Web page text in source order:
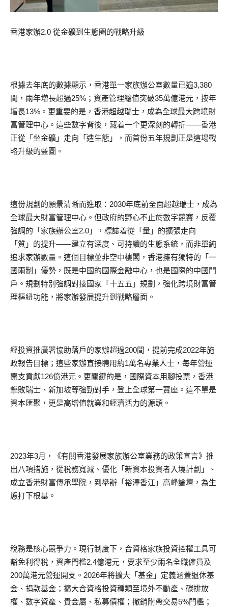
香港家辦2.0 從金礦到生態圈的戰略升級
根據去年底的數據顯示，香港單一家族辦公室數量已逾3,380
間，兩年增長超過25%；資產管理總值突破35萬億港元，按年
增長13%。更重要的是，香港超越瑞士，成為全球最大跨境財
富管理中心。這些數字背後，藏着一个更深刻的轉折——香港
正從「坐金礦」走向「造生態」，而首份五年規劃正是這場戰
略升級的藍圖。
這份規劃的願景清晰而進取：2030年底前全面超越瑞士，成為
全球最大財富管理中心。但政府的野心不止於數字競賽，反覆
強調的「家族辦公室2.0」，標誌着從「量」的擴張走向
「質」的提升——建立有深度、可持續的生態系統，而非單純
追求家辦數量。這個目標並非空中樓閣，香港擁有獨特的「一
國兩制」優勢，既是中國的國際金融中心，也是國際的中國門
戶。規劃特別強調對接國家「十五五」規劃，強化跨境財富管
理樞紐功能，將家辦發展提升到戰略層面。
經投資推廣署協助落戶的家辦超過200間，提前完成2022年施
政報告目標；這些家辦直接聘用約1萬名專業人士，每年營運
開支貢獻126億港元。更關鍵的是，國際資本用腳投票，香港
擊敗瑞士、新加坡等強勁對手，登上全球第一寶座。這不單是
資本匯聚，更是高增值就業和經濟活力的源頭。
2023年3月，《有關香港發展家族辦公室業務的政策宣言》推
出八項措施，從稅務寬減、優化「新資本投資者入境計劃」、
成立香港財富傳承學院，到舉辦「裕澤香江」高峰論壇，為生
態打下根基。
稅務是核心競爭力。現行制度下，合資格家族投資控權工具可
豁免利得稅，資產門檻2.4億港元，要求至少兩名全職僱員及
200萬港元營運開支。2026年將擴大「基金」定義涵蓋退休基
金、捐款基金；擴大合資格投資種類至境外不動產、碳排放
權、數字資產、貴金屬、私募債權；撤銷附帶交易5%門檻；